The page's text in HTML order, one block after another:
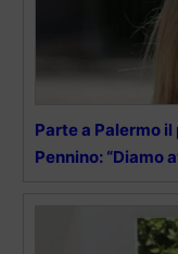
Parte a Palermo
Pennino: “Diamo